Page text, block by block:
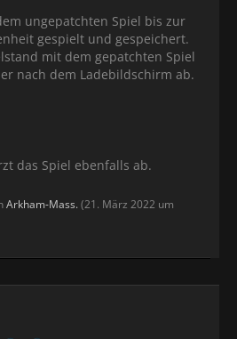
ungepatchten Spiel bis zur
gespielt und gespeichert.
mit dem gepatchten Spiel
nach dem Ladebildschirm ab.
das Spiel ebenfalls ab.
Arkham-Mass.(21. März 2022 um